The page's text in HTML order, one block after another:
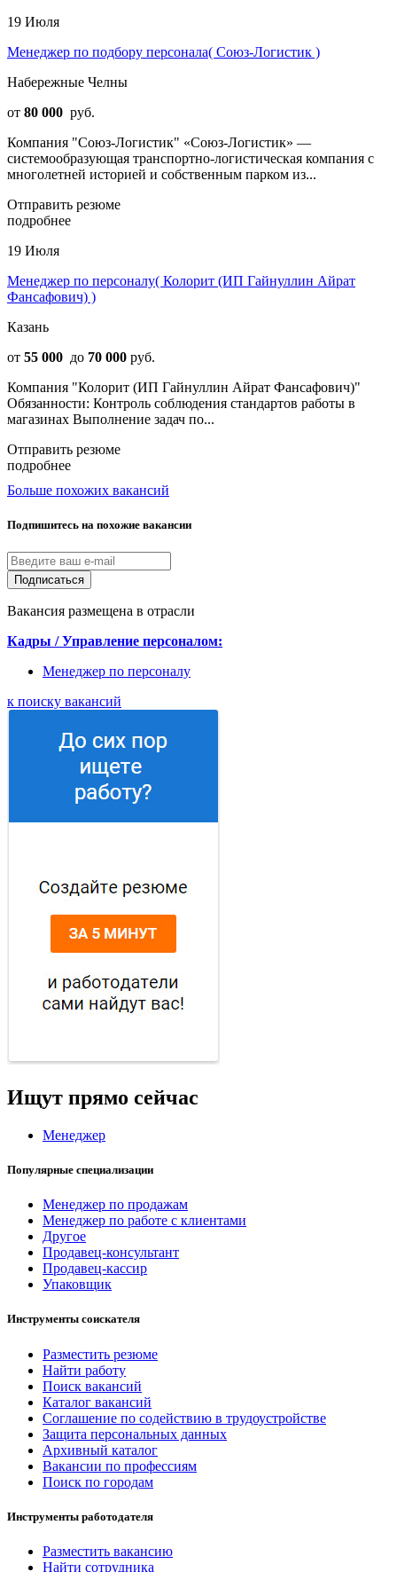
19 Июля
Менеджер по подбору персонала( Союз-Логистик )
Набережные Челны
от 80 000 руб.
Компания "Союз-Логистик" «Союз-Логистик» —
системообразующая транспортно-логистическая компания с
многолетней историей и собственным парком из...
Отправить резюме
подробнее
19 Июля
Менеджер по персоналу( Колорит (ИП Гайнуллин Айрат
Фансафович) )
Казань
от 55 000 до 70 000 руб.
Компания "Колорит (ИП Гайнуллин Айрат Фансафович)"
Обязанности: Контроль соблюдения стандартов работы в
магазинах Выполнение задач по...
Отправить резюме
подробнее
Больше похожих вакансий
Подпишитесь на похожие вакансии
Подписаться
Вакансия размещена в отрасли
Кадры / Управление персоналом:
Менеджер по персоналу
к поиску вакансий
Ищут прямо сейчас
Менеджер
Популярные специализации
Менеджер по продажам
Менеджер по работе с клиентами
Другое
Продавец-консультант
Продавец-кассир
Упаковщик
Инструменты соискателя
Разместить резюме
Найти работу
Поиск вакансий
Каталог вакансий
Соглашение по содействию в трудоустройстве
Защита персональных данных
Архивный каталог
Вакансии по профессиям
Поиск по городам
Инструменты работодателя
Разместить вакансию
Найти сотрудника